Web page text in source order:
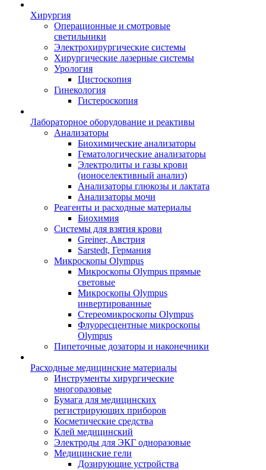
Хирургия
Операционные и смотровые
светильники
Электрохирургические системы
Хирургические лазерные системы
Урология
Цистоскопия
Гинекология
Гистероскопия
Лабораторное оборудование и реактивы
Анализаторы
Биохимические анализаторы
Гематологические анализаторы
Электролиты и газы крови
(ионоселективный анализ)
Анализаторы глюкозы и лактата
Анализаторы мочи
Реагенты и расходные материалы
Биохимия
Системы для взятия крови
Greiner, Австрия
Sarstedt, Германия
Микроскопы Olympus
Микроскопы Olympus прямые
световые
Микроскопы Olympus
инвертированные
Стереомикроскопы Olympus
Флуоресцентные микроскопы
Olympus
Пипеточные дозаторы и наконечники
Расходные медицинские материалы
Инструменты хирургические
многоразовые
Бумага для медицинских
регистрирующих приборов
Косметические средства
Клей медицинский
Электроды для ЭКГ одноразовые
Медицинские гели
Дозирующие устройства